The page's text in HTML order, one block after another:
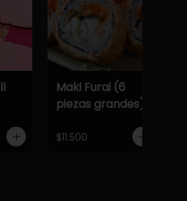
Maki Furai (6
piezas grandes)
$11.500